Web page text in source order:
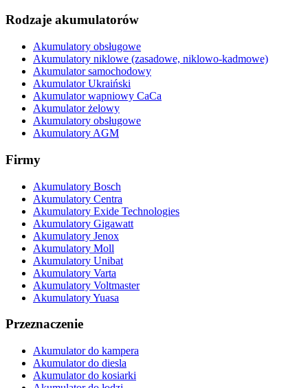
Rodzaje akumulatorów
Akumulatory obsługowe
Akumulatory niklowe (zasadowe, niklowo-kadmowe)
Akumulator samochodowy
Akumulator Ukraiński
Akumulator wapniowy CaCa
Akumulator żelowy
Akumulatory obsługowe
Akumulatory AGM
Firmy
Akumulatory Bosch
Akumulatory Centra
Akumulatory Exide Technologies
Akumulatory Gigawatt
Akumulatory Jenox
Akumulatory Moll
Akumulatory Unibat
Akumulatory Varta
Akumulatory Voltmaster
Akumulatory Yuasa
Przeznaczenie
Akumulator do kampera
Akumulator do diesla
Akumulator do kosiarki